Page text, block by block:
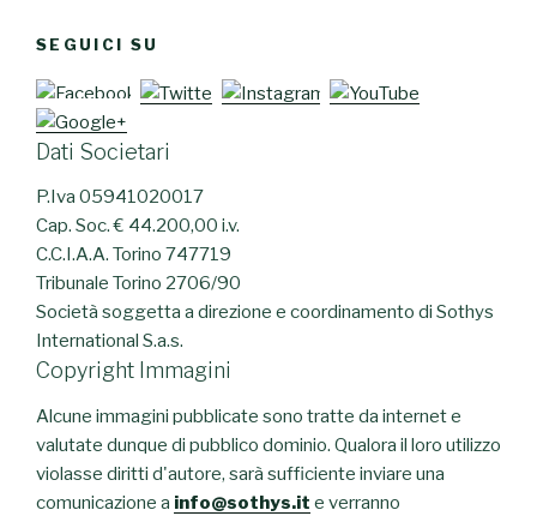
SEGUICI SU
Dati Societari
P.Iva 05941020017
Cap. Soc. € 44.200,00 i.v.
C.C.I.A.A. Torino 747719
Tribunale Torino 2706/90
Società soggetta a direzione e coordinamento di Sothys
International S.a.s.
Copyright Immagini
Alcune immagini pubblicate sono tratte da internet e
valutate dunque di pubblico dominio. Qualora il loro utilizzo
violasse diritti d'autore, sarà sufficiente inviare una
comunicazione a info@sothys.it e verranno